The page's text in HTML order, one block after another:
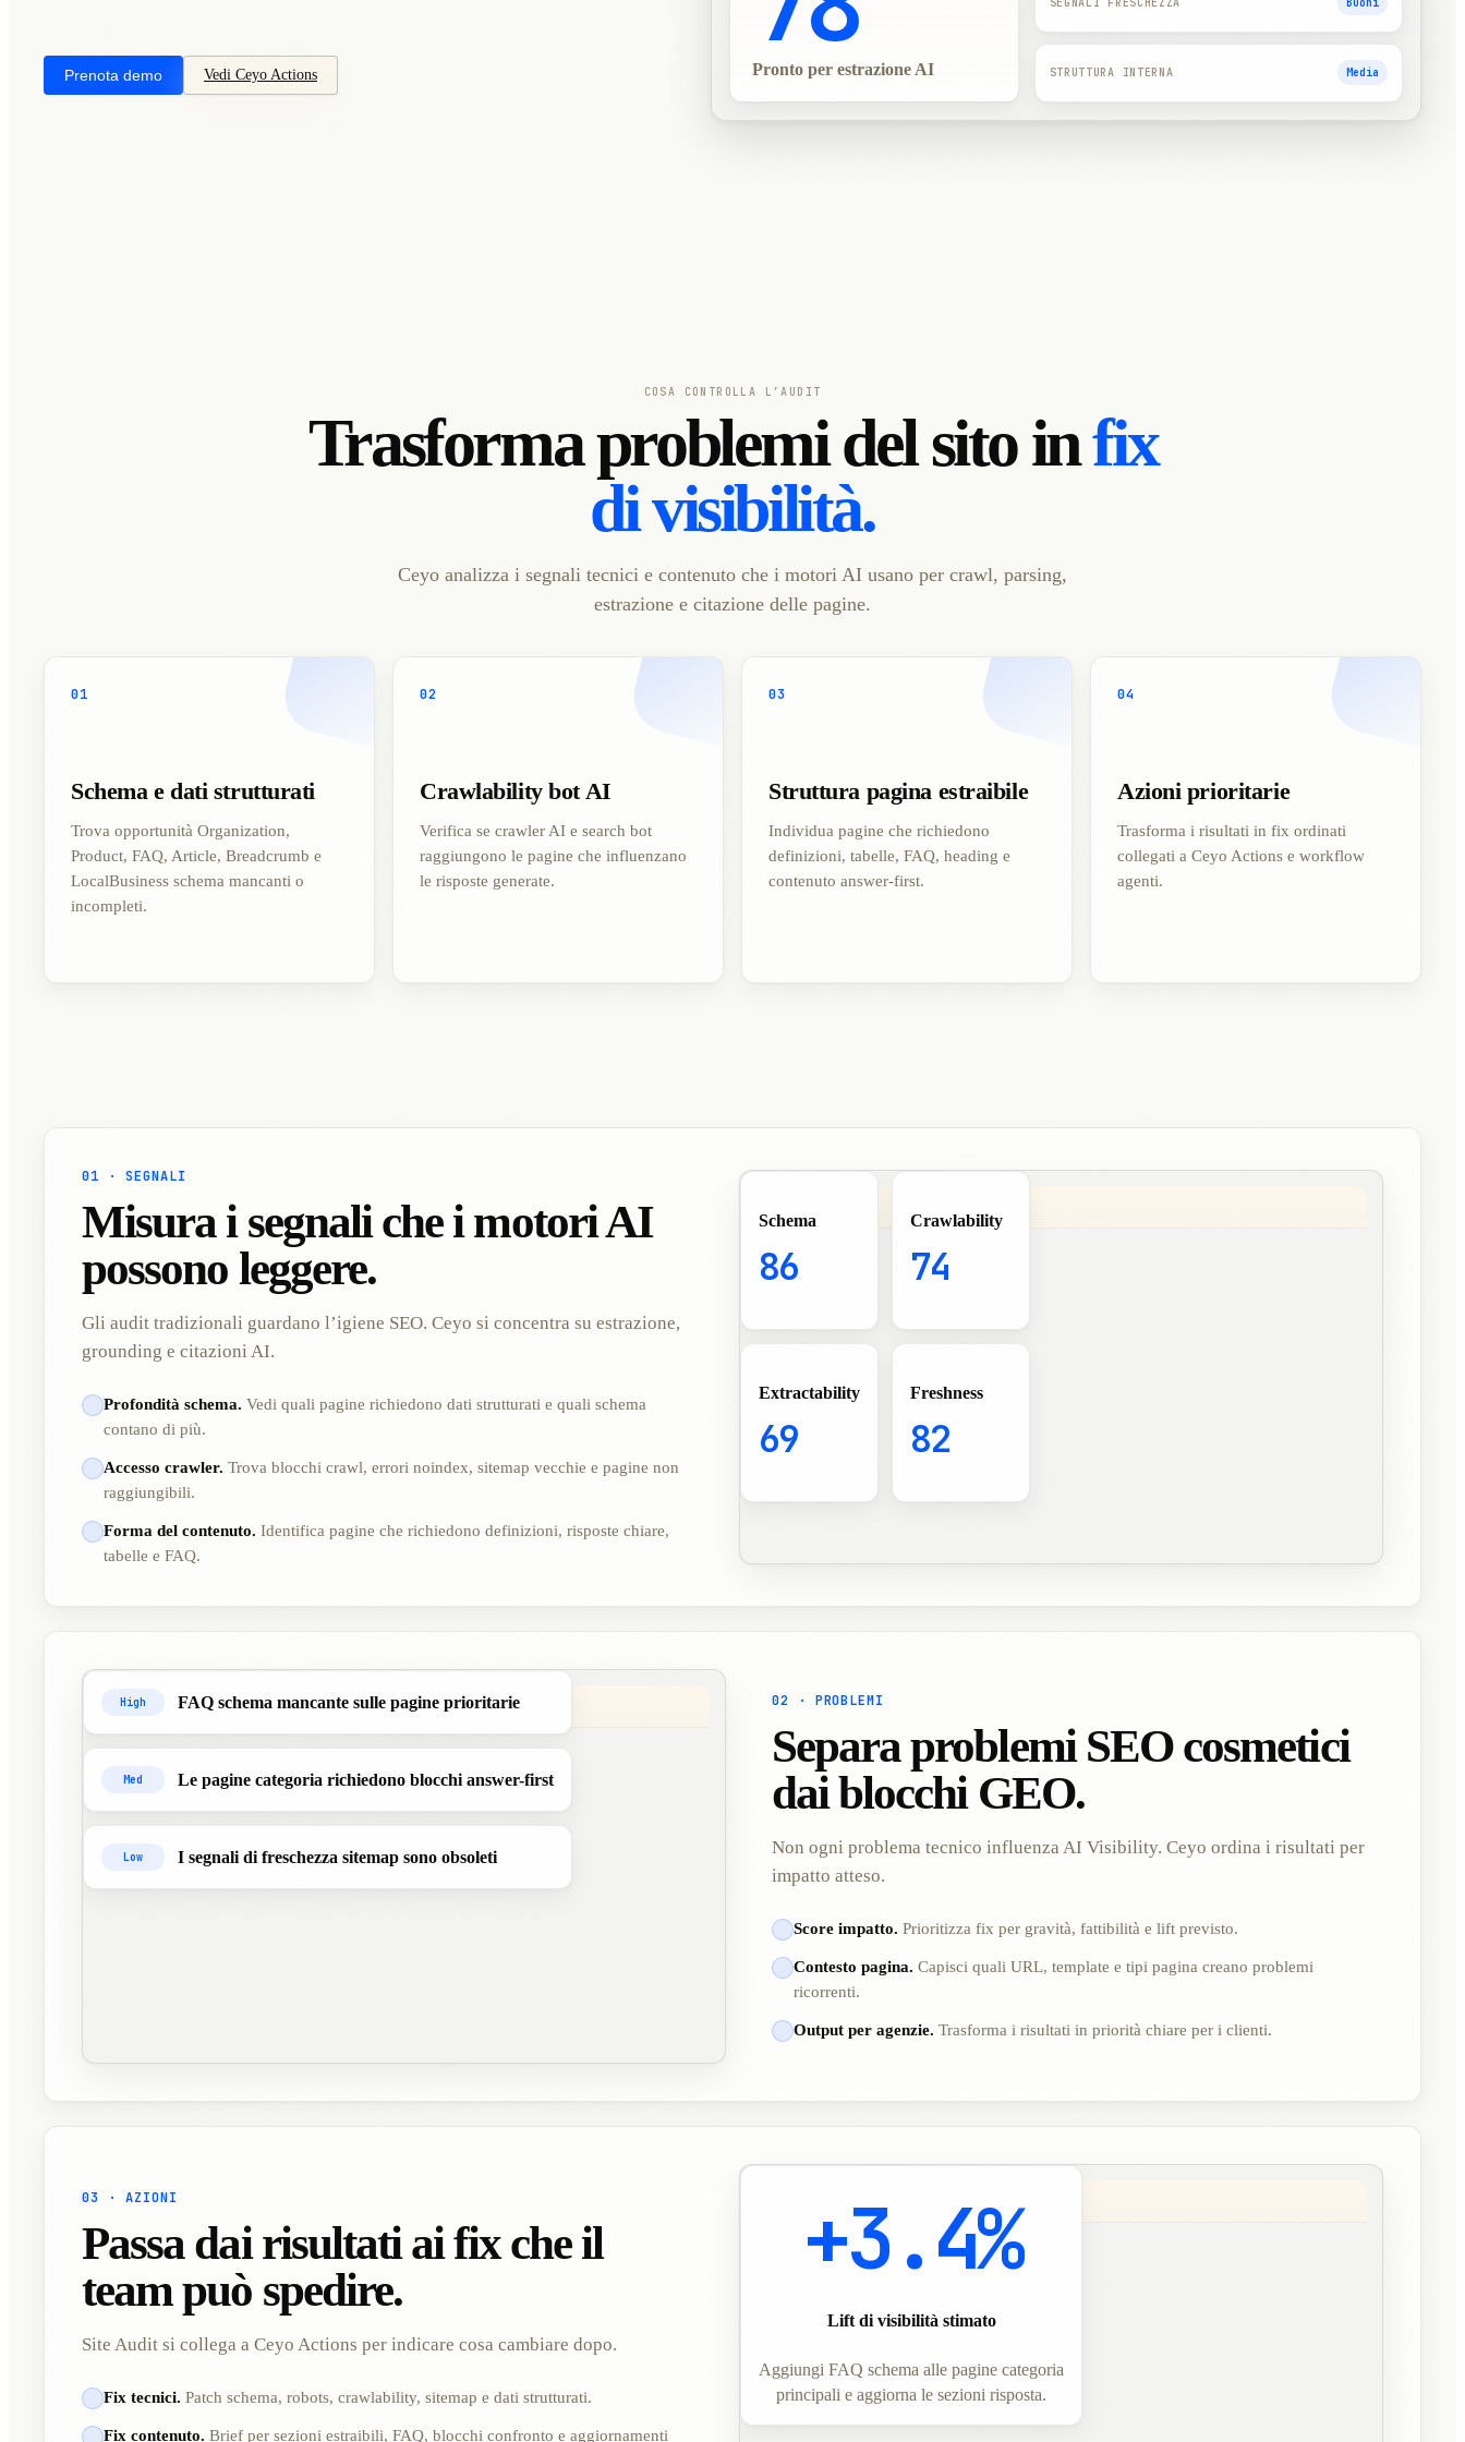
Prenota demo Vedi Ceyo Actions Pronto per estrazione AI STRUTTURA INTERNA Media
COSA CONTROLLA L’AUDIT
Trasforma problemi del sito infix
di visibilità.
Ceyo analizza i segnali tecnici e contenuto che i motori AI usano per crawl, parsing,
estrazione e citazione delle pagine.
01
Schema e dati strutturati
Trova opportunità Organization,
Product, FAQ, Article, Breadcrumb e
LocalBusiness schema mancanti o
incompleti.
02
Crawlability bot AI
Verifica se crawler AI e search bot
raggiungono le pagine che influenzano
le risposte generate.
03
Struttura pagina estraibile
Individua pagine che richiedono
definizioni, tabelle, FAQ, heading e
contenuto answer-first.
04
Azioni prioritarie
Trasforma i risultati in fix ordinati
collegati a Ceyo Actions e workflow
agenti.
01 · SEGNALI
Misura i segnali che i motori AI
possono leggere.
Gli audit tradizionali guardano l’igiene SEO. Ceyo si concentra su estrazione,
grounding e citazioni AI.
Profondità schema. Vedi quali pagine richiedono dati strutturati e quali schema
contano di più.
Accesso crawler. Trova blocchi crawl, errori noindex, sitemap vecchie e pagine non
raggiungibili.
Forma del contenuto. Identifica pagine che richiedono definizioni, risposte chiare,
tabelle e FAQ.
Schema
86
Crawlability
74
Extractability
69
Freshness
82
02 · PROBLEMI
Separa problemi SEO cosmetici
dai blocchi GEO.
Non ogni problema tecnico influenza AI Visibility. Ceyo ordina i risultati per
impatto atteso.
Score impatto. Prioritizza fix per gravità, fattibilità e lift previsto.
Contesto pagina. Capisci quali URL, template e tipi pagina creano problemi
ricorrenti.
Output per agenzie. Trasforma i risultati in priorità chiare per i clienti.
High FAQ schema mancante sulle pagine prioritarie
Med Le pagine categoria richiedono blocchi answer-first
Low I segnali di freschezza sitemap sono obsoleti
03 · AZIONI
Passa dai risultati ai fix che il
team può spedire.
Site Audit si collega a Ceyo Actions per indicare cosa cambiare dopo.
Fix tecnici. Patch schema, robots, crawlability, sitemap e dati strutturati.
Fix contenuto. Brief per sezioni estraibili, FAQ, blocchi confronto e aggiornamenti
+3.4%
Lift di visibilità stimato
Aggiungi FAQ schema alle pagine categoria
principali e aggiorna le sezioni risposta.